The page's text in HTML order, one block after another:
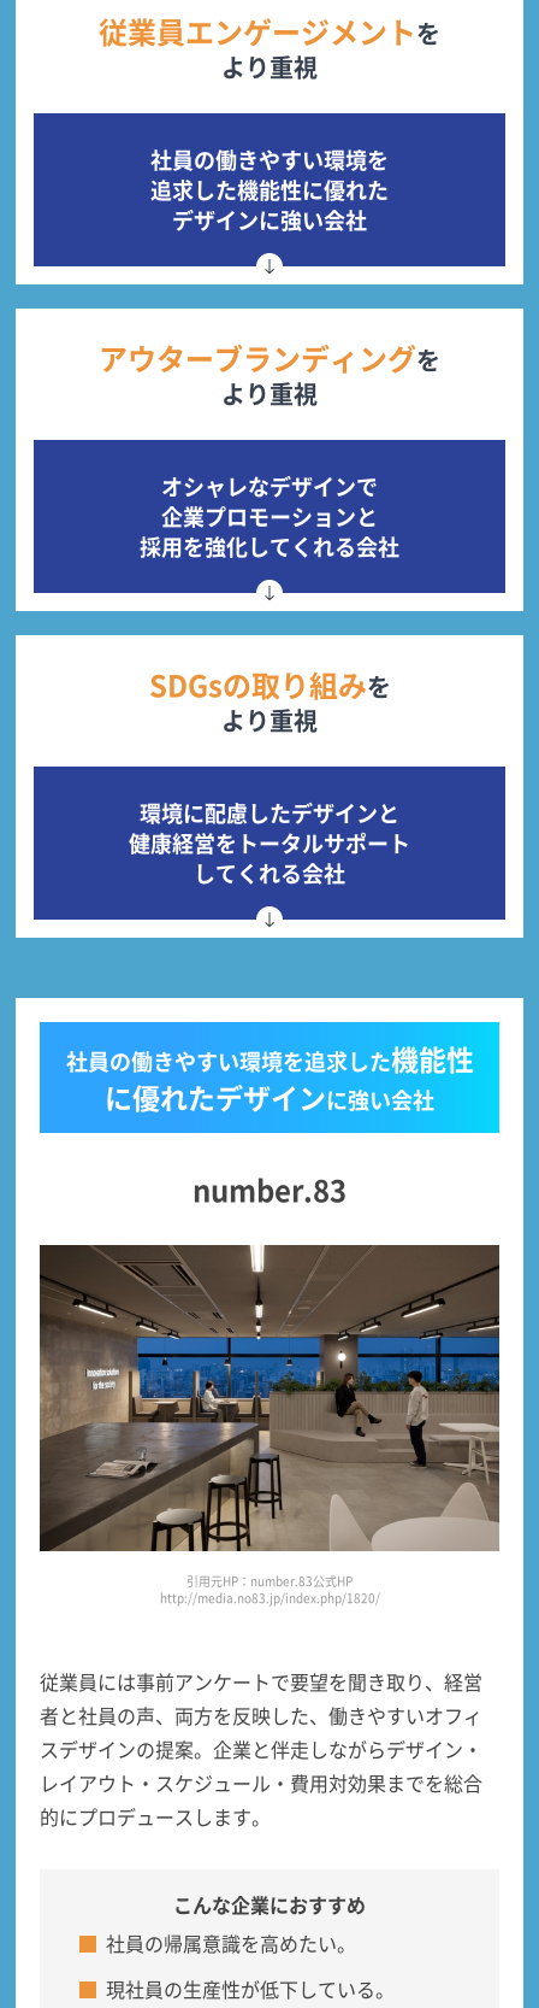
従業員エンゲージメントを
より重視
社員の働きやすい環境を
追求した機能性に優れた
デザインに強い会社
アウターブランディングを
より重視
オシャレなデザインで
企業プロモーションと
採用を強化してくれる会社
SDGsの取り組みを
より重視
環境に配慮したデザインと
健康経営をトータルサポート
してくれる会社
社員の働きやすい環境を追求した機能性
に優れたデザインに強い会社
number.83
引用元HP：number.83公式HP
http://media.no83.jp/index.php/1820/
従業員には事前アンケートで要望を聞き取り、経営
者と社員の声、両方を反映した、働きやすいオフィ
スデザインの提案。企業と伴走しながらデザイン・
レイアウト・スケジュール・費用対効果までを総合
的にプロデュースします。
こんな企業におすすめ
社員の帰属意識を高めたい。
現社員の生産性が低下している。